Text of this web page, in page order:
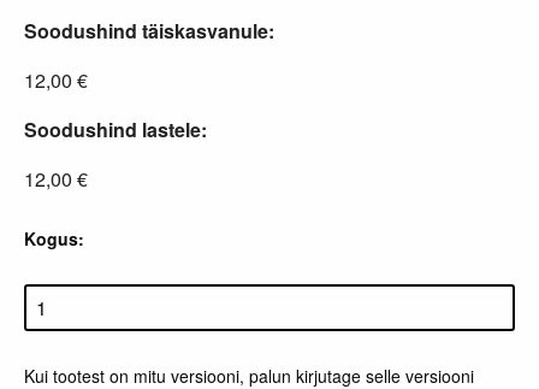
Soodushind täiskasvanule:
12,00 €
Soodushind lastele:
12,00 €
Kogus:
Kui tootest on mitu versiooni, palun kirjutage selle versiooni